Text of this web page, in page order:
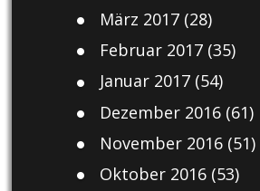
März 2017(28)
Februar 2017(35)
Januar 2017(54)
Dezember 2016(61)
November 2016(51)
Oktober 2016(53)